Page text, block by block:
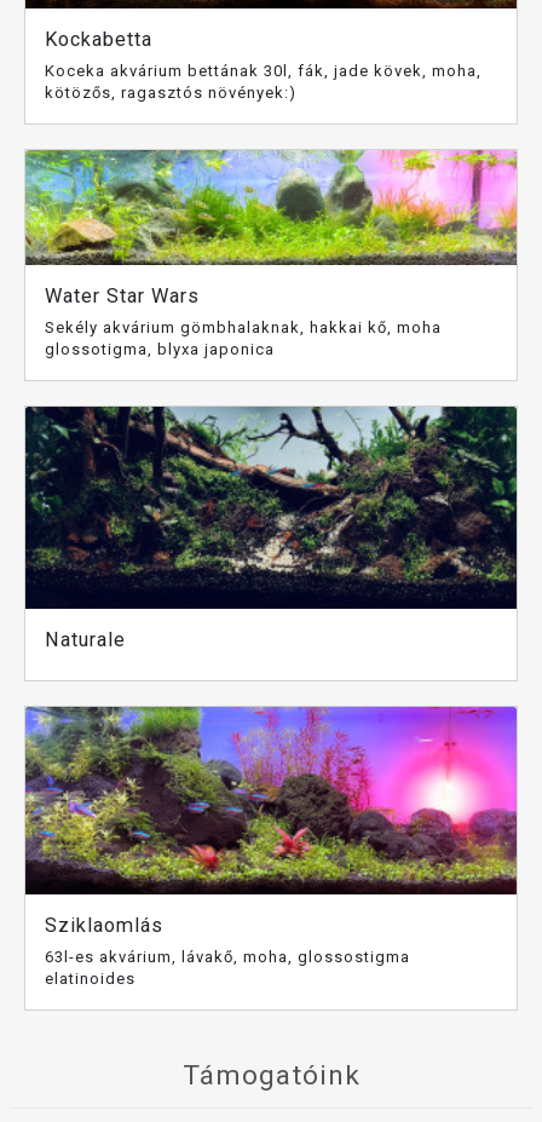
Kockabetta
Koceka akvárium bettának 30l, fák, jade kövek, moha,
kötözős, ragasztós növények:)
Water Star Wars
Sekély akvárium gömbhalaknak, hakkai kő, moha
glossotigma, blyxa japonica
Naturale
Sziklaomlás
63l-es akvárium, lávakő, moha, glossostigma
elatinoides
Támogatóink